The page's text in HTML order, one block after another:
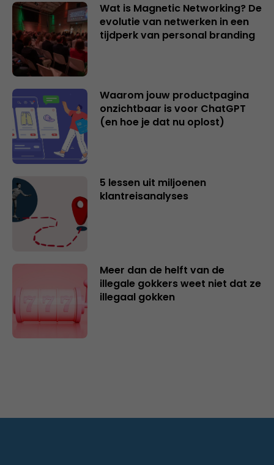
Wat is Magnetic Networking? De
evolutie van netwerken in een
tijdperk van personal branding
Waarom jouw productpagina
onzichtbaar is voor ChatGPT
(en hoe je dat nu oplost)
5 lessen uit miljoenen
klantreisanalyses
Meer dan de helft van de
illegale gokkers weet niet dat ze
illegaal gokken